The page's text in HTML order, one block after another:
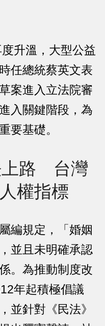
升溫，大型公益
任總統蔡英文表
案進入立法院審
入關鍵階段，為
要基礎。
上路 台灣
權指標
編規定，「婚姻
並且未明確承認
。為推動制度改
年起積極倡議
並針對《民法》